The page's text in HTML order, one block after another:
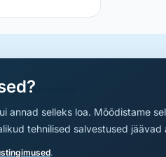
annad selleks loa. Mõõdistame
tehnilised salvestused jäävad
.